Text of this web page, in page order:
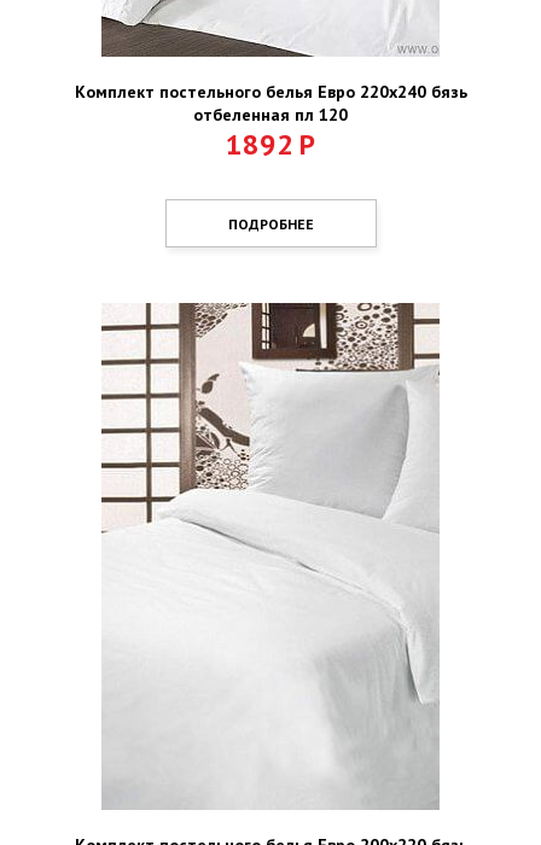
Комплект постельного белья Евро 220х240 бязь
отбеленная пл 120
1892 Р
ПОДРОБНЕЕ